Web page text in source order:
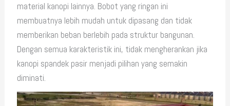
material kanopi lainnya. Bobot yang ringan ini
membuatnya lebih mudah untuk dipasang dan tidak
memberikan beban berlebih pada struktur bangunan.
Dengan semua karakteristik ini, tidak mengherankan jika
kanopi spandek pasir menjadi pilihan yang semakin
diminati.